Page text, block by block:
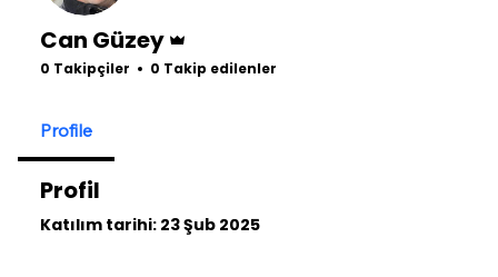
Can Güzey
0 Takipçiler 0 Takip edilenler
Profile
Profil
Katılım tarihi: 23 Şub 2025